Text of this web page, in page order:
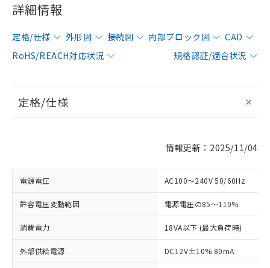
詳細情報
定格/仕様 外形図 接続図 内部ブロック図
CAD
RoHS/REACH対応状況
規格認証/適合状況
定格/仕様
情報更新：2025/11/04
電源電圧 AC100～240V 50/60Hz
許容電圧変動範囲 電源電圧の85～110%
消費電力 18VA以下 (最大負荷時)
外部供給電源 DC12V±10% 80mA